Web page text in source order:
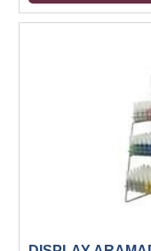
através do
facilita o trabalho
eventos.
produtoCom o
expor seu